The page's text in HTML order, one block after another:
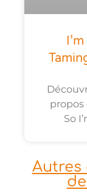
propos
So
Autres